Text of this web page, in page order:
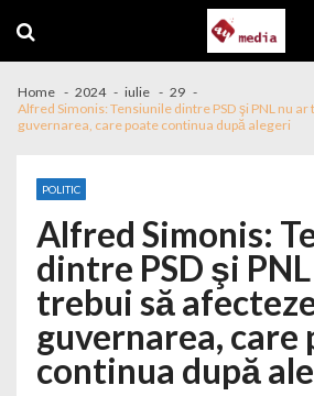
Home 2024 iulie
29
Alfred Simonis: Tensiunile dintre PSD şi PNL nu
guvernarea, care poate continua după alegeri
POLITIC
Alfred Simonis:
dintre PSD şi
trebui să
guvernarea, care
continua după